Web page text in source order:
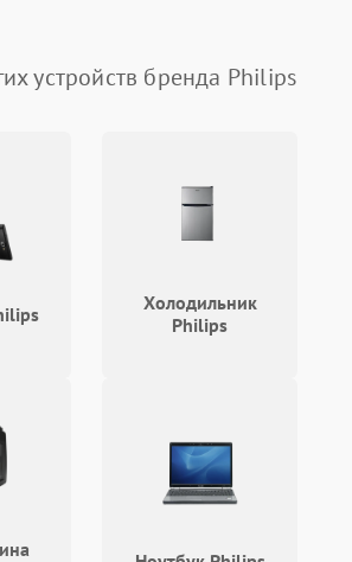
устройств бренда Philips
Холодильник
Philips